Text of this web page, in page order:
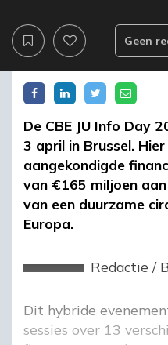
Geen
De CBE JU Info Day
3 april in Brussel.
aangekondigde
van €165 miljoen
van een duurzame
Europa.
Redactie /
Dit hybride
sessies over 13